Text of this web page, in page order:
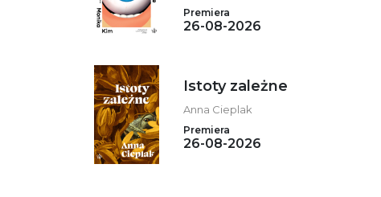
Premiera
26-08-2026
Istoty zależne
Anna Cieplak
Premiera
26-08-2026